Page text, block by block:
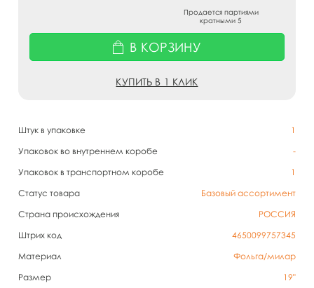
Штук в упаковке
1
Упаковок во внутреннем коробе
-
Упаковок в транспортном коробе
1
Статус товара
Базовый ассортимент
Страна происхождения
РОССИЯ
Штрих код
4650099757345
Материал
Фольга/милар
Размер
19"
Продается партиями
кратными 5
В КОРЗИНУ
КУПИТЬ В 1 КЛИК